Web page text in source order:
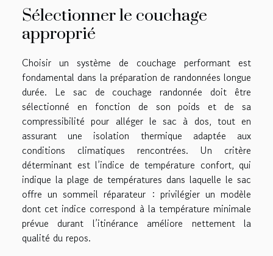
Sélectionner le couchage
approprié
Choisir un système de couchage performant est
fondamental dans la préparation de randonnées longue
durée. Le sac de couchage randonnée doit être
sélectionné en fonction de son poids et de sa
compressibilité pour alléger le sac à dos, tout en
assurant une isolation thermique adaptée aux
conditions climatiques rencontrées. Un critère
déterminant est l’indice de température confort, qui
indique la plage de températures dans laquelle le sac
offre un sommeil réparateur : privilégier un modèle
dont cet indice correspond à la température minimale
prévue durant l’itinérance améliore nettement la
qualité du repos.